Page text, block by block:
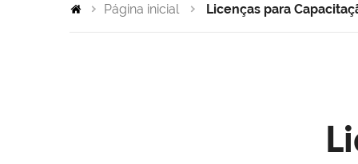
Página inicial Licenças para